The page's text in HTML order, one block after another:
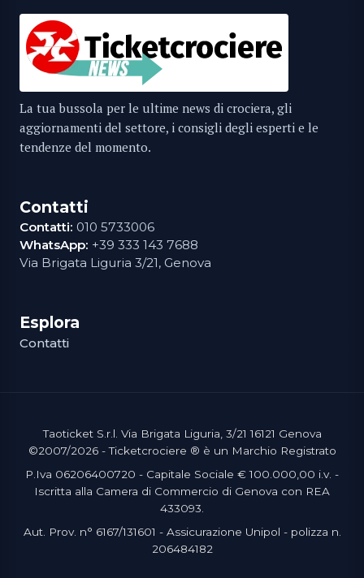
La tua bussola per le ultime news di crociera, gli
aggiornamenti del settore, i consigli degli esperti e le
tendenze del momento.
Contatti
Contatti: 010 5733006
WhatsApp: +39 333 143 7688
Via Brigata Liguria 3/21, Genova
Esplora
Contatti
Taoticket S.r.l. Via Brigata Liguria, 3/21 16121 Genova
©2007/2026 - Ticketcrociere ® è un Marchio Registrato
P.Iva 06206400720 - Capitale Sociale € 100.000,00 i.v. -
Iscritta alla Camera di Commercio di Genova con REA
433093.
Aut. Prov. n° 6167/131601 - Assicurazione Unipol - polizza n.
206484182